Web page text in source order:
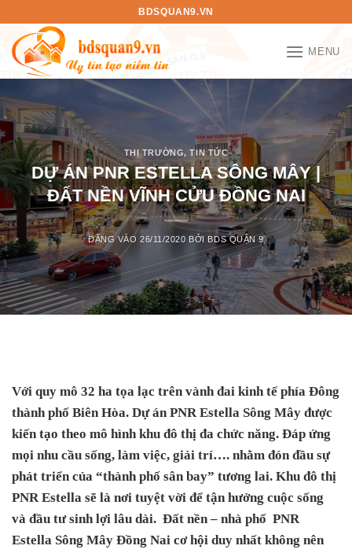
nội
dung
BDSQUAN9.VN
MENU
THỊ TRƯỜNG,TIN TỨC
DỰ ÁN PNR ESTELLA SÔNG MÂY |
ĐẤT NỀN VĨNH CỬU ĐỒNG NAI
ĐĂNG VÀO 26/11/2020 BỞI BDS QUẬN 9
Với quy mô 32 ha tọa lạc trên vành đai kinh tế phía Đông
thành phố Biên Hòa. Dự án PNR Estella Sông Mây được
kiến tạo theo mô hình khu đô thị đa chức năng. Đáp ứng
mọi nhu cầu sống, làm việc, giải trí…. nhằm đón đầu sự
phát triển của “thành phố sân bay” tương lai. Khu đô thị
PNR Estella sẽ là nơi tuyệt vời để tận hưởng cuộc sống
và đầu tư sinh lợi lâu dài. Đất nền – nhà phố PNR
Estella Sông Mây Đồng Nai cơ hội duy nhất không nên